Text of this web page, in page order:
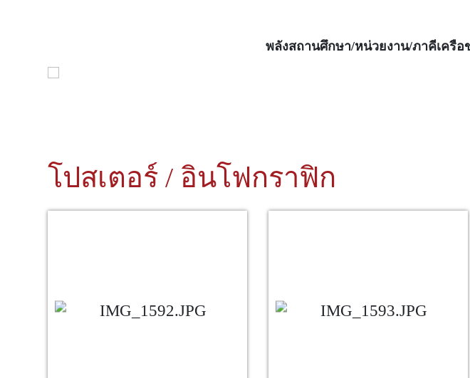
พลังสถานศึกษา/หน่วยงาน/ภาคีเครือ
โปสเตอร์ / อินโฟกราฟิก